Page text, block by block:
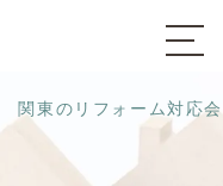
関東のリフォーム対応